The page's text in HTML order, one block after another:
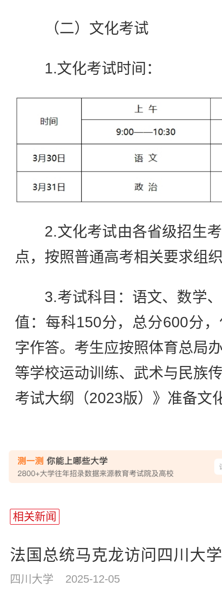
（二）文化考试
1.文化考试时间：
2.文化考试由各省级招生考
点，按照普通高考相关要求组
3.考试科目：语文、数学、
值：每科150分，总分600分
字作答。考生应按照体育总局
等学校运动训练、武术与民族
考试大纲（2023版）》准备文
相关新闻
法国总统马克龙访问四川大学
四川大学 2025-12-05